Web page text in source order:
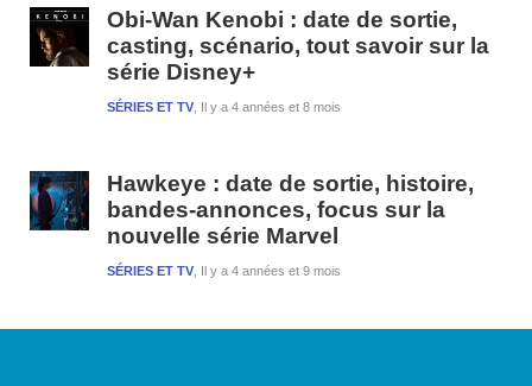
Obi-Wan Kenobi : date de sortie,
casting, scénario, tout savoir sur la
série Disney+
Il y a 4 années et 8 mois
SÉRIES ET TV
Hawkeye : date de sortie, histoire,
bandes-annonces, focus sur la
nouvelle série Marvel
Il y a 4 années et 9 mois
SÉRIES ET TV